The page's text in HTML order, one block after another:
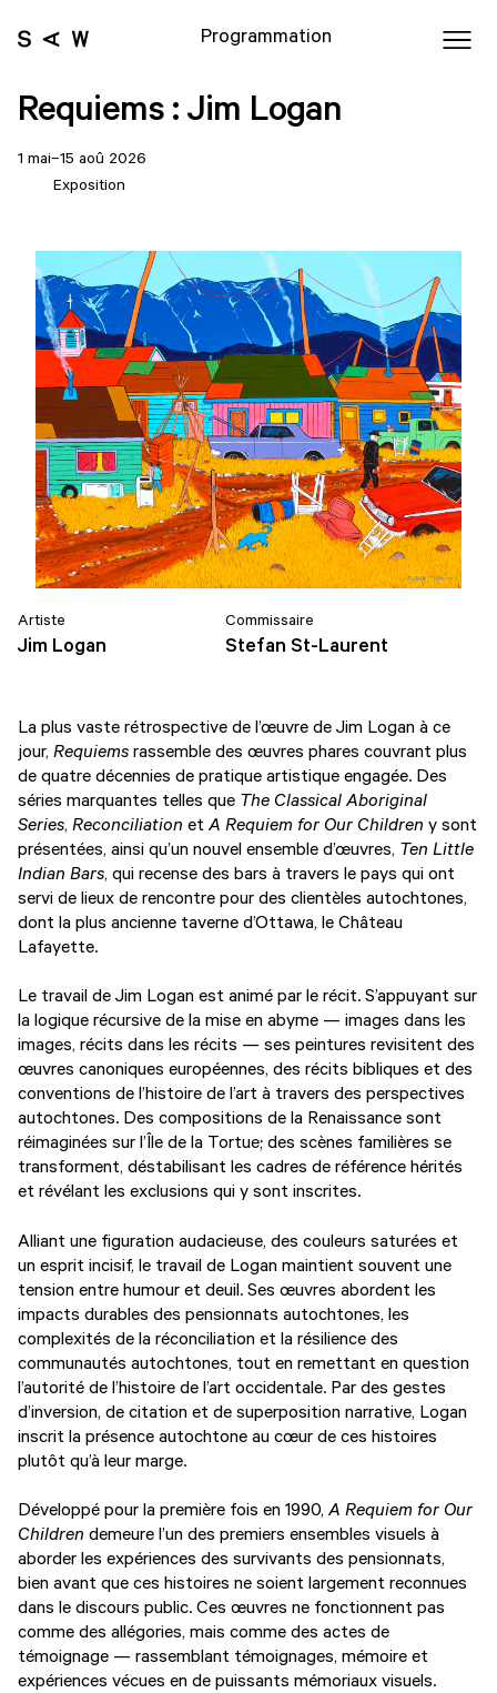
Programmation
Requiems : Jim Logan
1 mai–15 aoû 2026
Exposition
Artiste
Jim Logan
Commissaire
Stefan St-Laurent
La plus vaste rétrospective de l’œuvre de Jim Logan à ce
jour, Requiemsrassemble des œuvres phares couvrant plus
de quatre décennies de pratique artistique engagée. Des
séries marquantes telles que The Classical Aboriginal
Series, Reconciliation et A Requiem for Our Children y sont
présentées, ainsi qu’un nouvel ensemble d’œuvres, Ten Little
Indian Bars, qui recense des bars à travers le pays qui ont
servi de lieux de rencontre pour des clientèles autochtones,
dont la plus ancienne taverne d’Ottawa, le Château
Lafayette.
Le travail de Jim Logan est animé par le récit. S’appuyant sur
la logique récursive de la mise en abyme — images dans les
images, récits dans les récits — ses peintures revisitent des
œuvres canoniques européennes, des récits bibliques et des
conventions de l’histoire de l’art à travers des perspectives
autochtones. Des compositions de la Renaissance sont
réimaginées sur l’Île de la Tortue; des scènes familières se
transforment, déstabilisant les cadres de référence hérités
et révélant les exclusions qui y sont inscrites.
Alliant une figuration audacieuse, des couleurs saturées et
un esprit incisif, le travail de Logan maintient souvent une
tension entre humour et deuil. Ses œuvres abordent les
impacts durables des pensionnats autochtones, les
complexités de la réconciliation et la résilience des
communautés autochtones, tout en remettant en question
l’autorité de l’histoire de l’art occidentale. Par des gestes
d’inversion, de citation et de superposition narrative, Logan
inscrit la présence autochtone au cœur de ces histoires
plutôt qu’à leur marge.
Développé pour la première fois en 1990, A Requiem for Our
Children demeure l’un des premiers ensembles visuels à
aborder les expériences des survivants des pensionnats,
bien avant que ces histoires ne soient largement reconnues
dans le discours public. Ces œuvres ne fonctionnent pas
comme des allégories, mais comme des actes de
témoignage — rassemblant témoignages, mémoire et
expériences vécues en de puissants mémoriaux visuels.